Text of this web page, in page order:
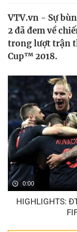
Chân dung
Sự kiện
Bóng đá
Thể thao Điện tử
Các môn khác
VIDEO
Bên lề
VTV.vn - Sự
2 đã đem về
trong lượt trận
Cup™ 2018.
0:00
HIGHLIGHTS: